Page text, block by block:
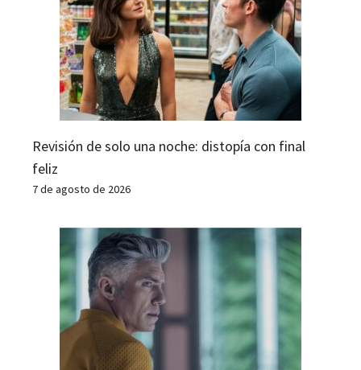
Revisión de solo una noche: distopía con final
feliz
7 de agosto de 2026